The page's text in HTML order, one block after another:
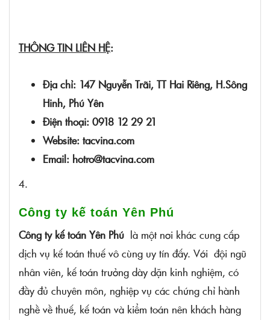
THÔNG TIN LIÊN HỆ:
Địa chỉ: 147 Nguyễn Trãi, TT Hai Riêng, H.Sông
Hinh, Phú Yên
Điện thoại: 0918 12 29 21
Website: tacvina.com
Email: hotro@tacvina.com
4.
Công ty kế toán Yên Phú
Công ty kế toán Yên Phú là một nơi khác cung cấp
dịch vụ kế toán thuế vô cùng uy tín đấy. Với đội ngũ
nhân viên, kế toán trưởng dày dặn kinh nghiệm, có
đầy đủ chuyên môn, nghiệp vụ các chứng chỉ hành
nghề về thuế, kế toán và kiểm toán nên khách hàng